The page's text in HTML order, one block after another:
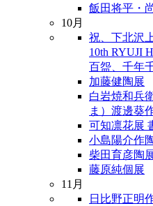
飯田将平・
10月
祝、下北沢
10th RYUJI
百盌、千年
加藤健陶展
白岩焼和兵
ま）渡邊葵
可知凛花展
小島陽介作
柴田育彦陶
藤原純個展
11月
日比野正明